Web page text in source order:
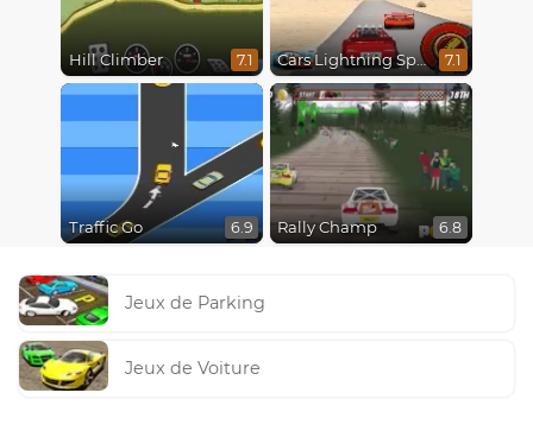
Hill Climber 7.1 Cars Lightning Speed 7.1
Traffic Go 6.9 Rally Champ 6.8
Jeux de Parking
Jeux de Voiture